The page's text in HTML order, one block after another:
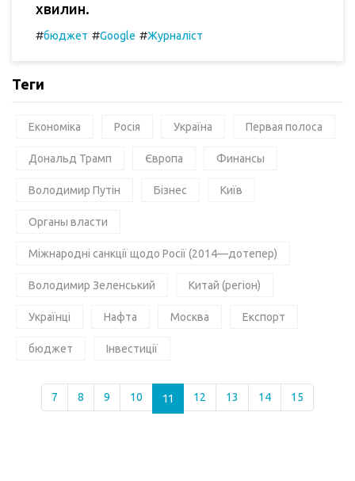
хвилин.
#бюджет #Google #Журналіст
Теги
Економіка Росія Україна Первая полоса
Дональд Трамп Європа Финансы
Володимир Путін Бізнес Київ
Органы власти
Міжнародні санкції щодо Росії (2014—дотепер)
Володимир Зеленський Китай (регіон)
Українці Нафта Москва Експорт
бюджет Інвестиції
7 8 9 10 11 12 13 14 15